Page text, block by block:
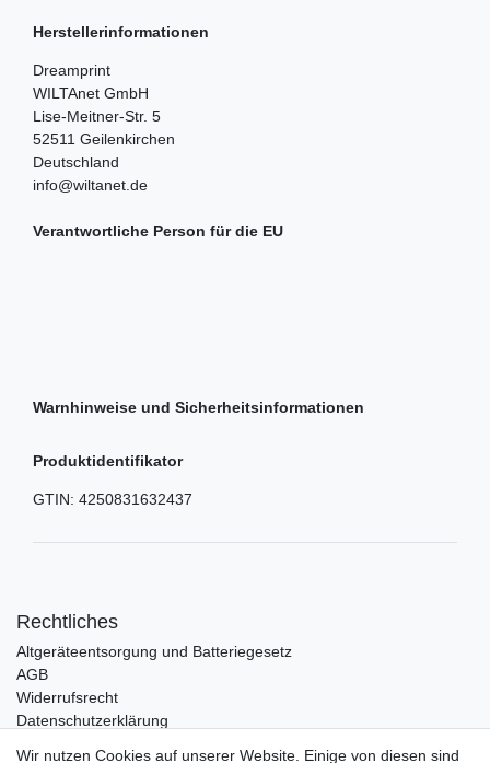
Herstellerinformationen
Dreamprint
WILTAnet GmbH
Lise-Meitner-Str. 5
52511 Geilenkirchen
Deutschland
info@wiltanet.de
Verantwortliche Person für die EU
Warnhinweise und Sicherheitsinformationen
Produktidentifikator
GTIN: 4250831632437
Rechtliches
Altgeräteentsorgung und Batteriegesetz
AGB
Widerrufsrecht
Datenschutzerklärung
Wir nutzen Cookies auf unserer Website. Einige von diesen sind